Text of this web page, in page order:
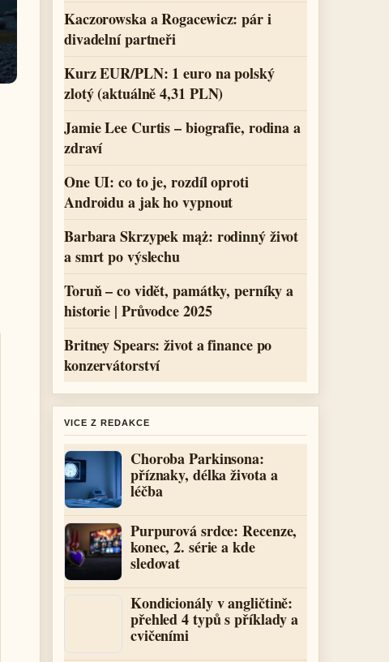
Kaczorowska a Rogacewicz: pár i
divadelní partneři
Kurz EUR/PLN: 1 euro na polský
zlotý (aktuálně 4,31 PLN)
Jamie Lee Curtis – biografie, rodina a
zdraví
One UI: co to je, rozdíl oproti
Androidu a jak ho vypnout
Barbara Skrzypek mąż: rodinný život
a smrt po výslechu
Toruň – co vidět, památky, perníky a
historie | Průvodce 2025
Britney Spears: život a finance po
konzervátorství
VICE Z REDAKCE
Choroba Parkinsona:
příznaky, délka života a
léčba
Purpurová srdce: Recenze,
konec, 2. série a kde
sledovat
Kondicionály v angličtině:
přehled 4 typů s příklady a
cvičeními